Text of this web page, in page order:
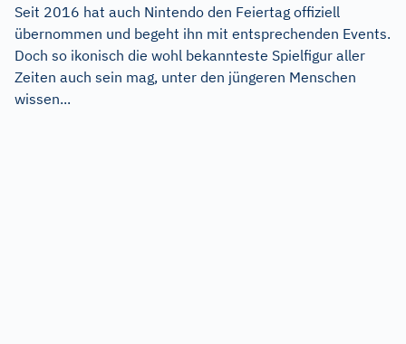
Seit 2016 hat auch Nintendo den Feiertag offiziell
übernommen und begeht ihn mit entsprechenden Events.
Doch so ikonisch die wohl bekannteste Spielfigur aller
Zeiten auch sein mag, unter den jüngeren Menschen
wissen...